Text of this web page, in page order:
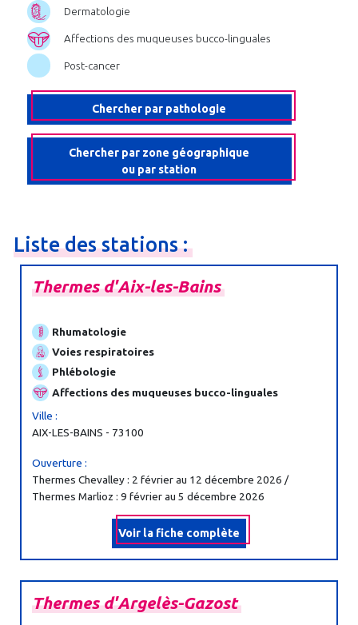
Dermatologie
Affections des muqueuses bucco-linguales
Post-cancer
Chercher par pathologie
Chercher par zone géographique
ou par station
Listedesstations:
Thermesd'Aix-les-Bains
Rhumatologie
Voies respiratoires
Phlébologie
Affections des muqueuses bucco-linguales
Ville :
AIX-LES-BAINS - 73100
Ouverture :
Thermes Chevalley : 2 février au 12 décembre 2026 /
Thermes Marlioz : 9 février au 5 décembre 2026
Voir la fiche complète
Thermesd'Argelès-Gazost